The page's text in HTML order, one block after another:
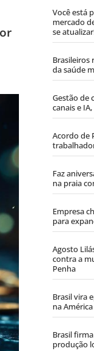
Você está
mercado
se
Brasileiros
da saúde
Gestão de
canais e
Acordo de
Faz
na praia
Empresa
para
Agosto
contra a
Penha
Brasil vira
na
Brasil
produção